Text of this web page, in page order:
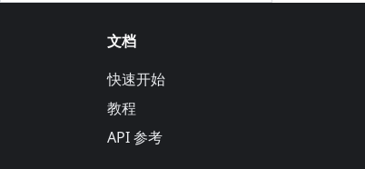
文档
快速开始
教程
API 参考